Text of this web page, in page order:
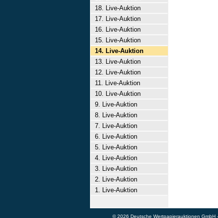
18. Live-Auktion
17. Live-Auktion
16. Live-Auktion
15. Live-Auktion
14. Live-Auktion
13. Live-Auktion
12. Live-Auktion
11. Live-Auktion
10. Live-Auktion
9. Live-Auktion
8. Live-Auktion
7. Live-Auktion
6. Live-Auktion
5. Live-Auktion
4. Live-Auktion
3. Live-Auktion
2. Live-Auktion
1. Live-Auktion
© 2026 Deutsche Wertpapierauktionen GmbH